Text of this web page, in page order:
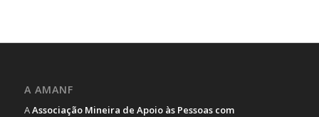
A AMANF
AAssociação Mineira de Apoio às Pessoas com